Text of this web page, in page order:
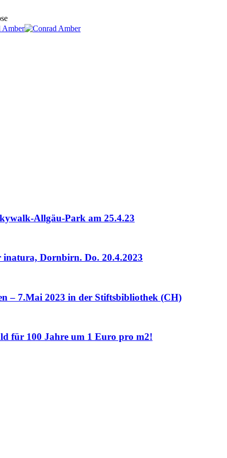
Allgäu-Park am 25.4.23
Dornbirn. Do. 20.4.2023
– 7.Mai 2023 in der Stiftsbibliothek (CH)
für 100 Jahre um 1 Euro pro m2!